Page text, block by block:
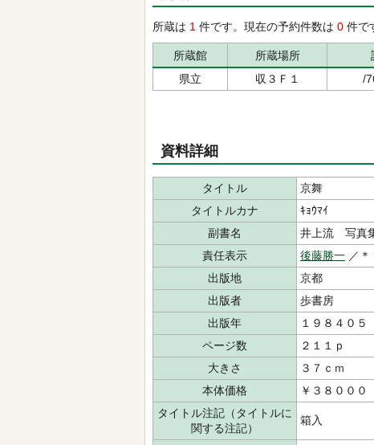
所蔵は 1 件です。現在の予約件数は 0 件で
所蔵館 所蔵場所
県立
収３Ｆ１ /
資料詳細
タイトル
京舞
タイトルカナ
ｷｮｳﾏｲ
副書名
井上流 写真
責任表示
後藤勝一 ／＊
出版地
京都
出版者
歩書房
出版年
１９８４０５
ページ数
２１１ｐ
大きさ
３７ｃｍ
本体価格
￥３８０００
タイトル注記（タイトルに
関する注記）
箱入